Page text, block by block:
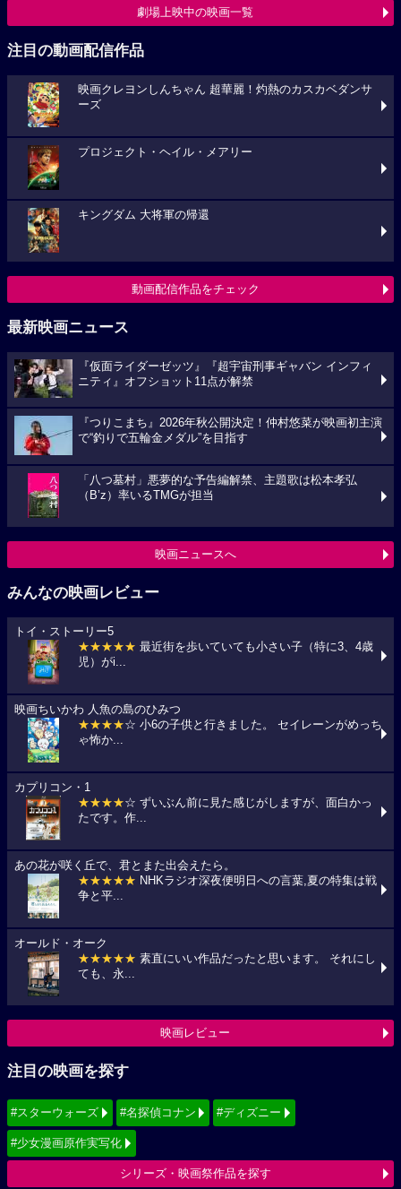
劇場上映中の映画一覧
注目の動画配信作品
映画クレヨンしんちゃん 超華麗！灼熱のカスカベダンサ
ーズ
プロジェクト・ヘイル・メアリー
キングダム 大将軍の帰還
動画配信作品をチェック
最新映画ニュース
『仮面ライダーゼッツ』『超宇宙刑事ギャバン インフィ
ニティ』オフショット11点が解禁
『つりこまち』2026年秋公開決定！仲村悠菜が映画初主演
で“釣りで五輪金メダル”を目指す
「八つ墓村」悪夢的な予告編解禁、主題歌は松本孝弘
（B’z）率いるTMGが担当
映画ニュースへ
みんなの映画レビュー
トイ・ストーリー5
★★★★★ 最近街を歩いていても小さい子（特に3、4歳
児）がi...
映画ちいかわ 人魚の島のひみつ
★★★★☆ 小6の子供と行きました。 セイレーンがめっち
ゃ怖か...
カプリコン・1
★★★★☆ ずいぶん前に見た感じがしますが、面白かっ
たです。作...
あの花が咲く丘で、君とまた出会えたら。
★★★★★ NHKラジオ深夜便明日への言葉,夏の特集は戦
争と平...
オールド・オーク
★★★★★ 素直にいい作品だったと思います。 それにし
ても、永...
映画レビュー
注目の映画を探す
#スターウォーズ #名探偵コナン #ディズニー
#少女漫画原作実写化
シリーズ・映画祭作品を探す